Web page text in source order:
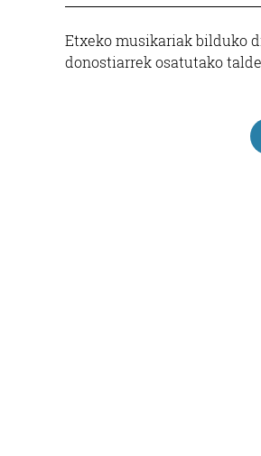
Etxeko musikariak bilduko
donostiarrek osatutako